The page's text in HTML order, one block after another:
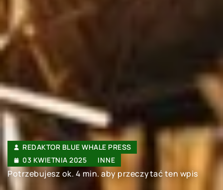
REDAKTOR BLUE WHALE PRESS
03 KWIETNIA 2025
INNE
Potrzebujesz ok. 4 min. aby przeczytać ten wpis